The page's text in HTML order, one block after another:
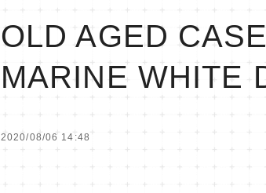
OLD AGED
MARINE WHITE
2020/08/06 14:48